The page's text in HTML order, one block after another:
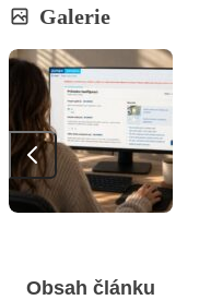
Galerie
Obsah článku